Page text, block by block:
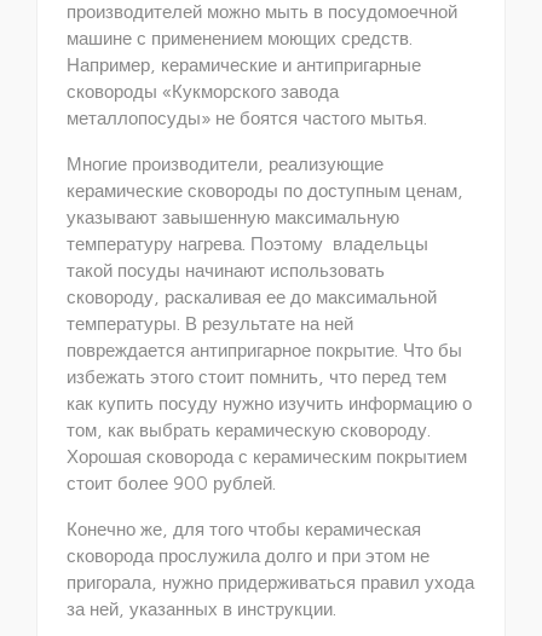
производителей можно мыть в посудомоечной
машине с применением моющих средств.
Например, керамические и антипригарные
сковороды «Кукморского завода
металлопосуды» не боятся частого мытья.
Многие производители, реализующие
керамические сковороды по доступным ценам,
указывают завышенную максимальную
температуру нагрева. Поэтому владельцы
такой посуды начинают использовать
сковороду, раскаливая ее до максимальной
температуры. В результате на ней
повреждается антипригарное покрытие. Что бы
избежать этого стоит помнить, что перед тем
как купить посуду нужно изучить информацию о
том, как выбрать керамическую сковороду.
Хорошая сковорода с керамическим покрытием
стоит более 900 рублей.
Конечно же, для того чтобы керамическая
сковорода прослужила долго и при этом не
пригорала, нужно придерживаться правил ухода
за ней, указанных в инструкции.